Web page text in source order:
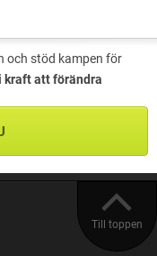
och stöd kampen för
kraft att förändra
Till toppen